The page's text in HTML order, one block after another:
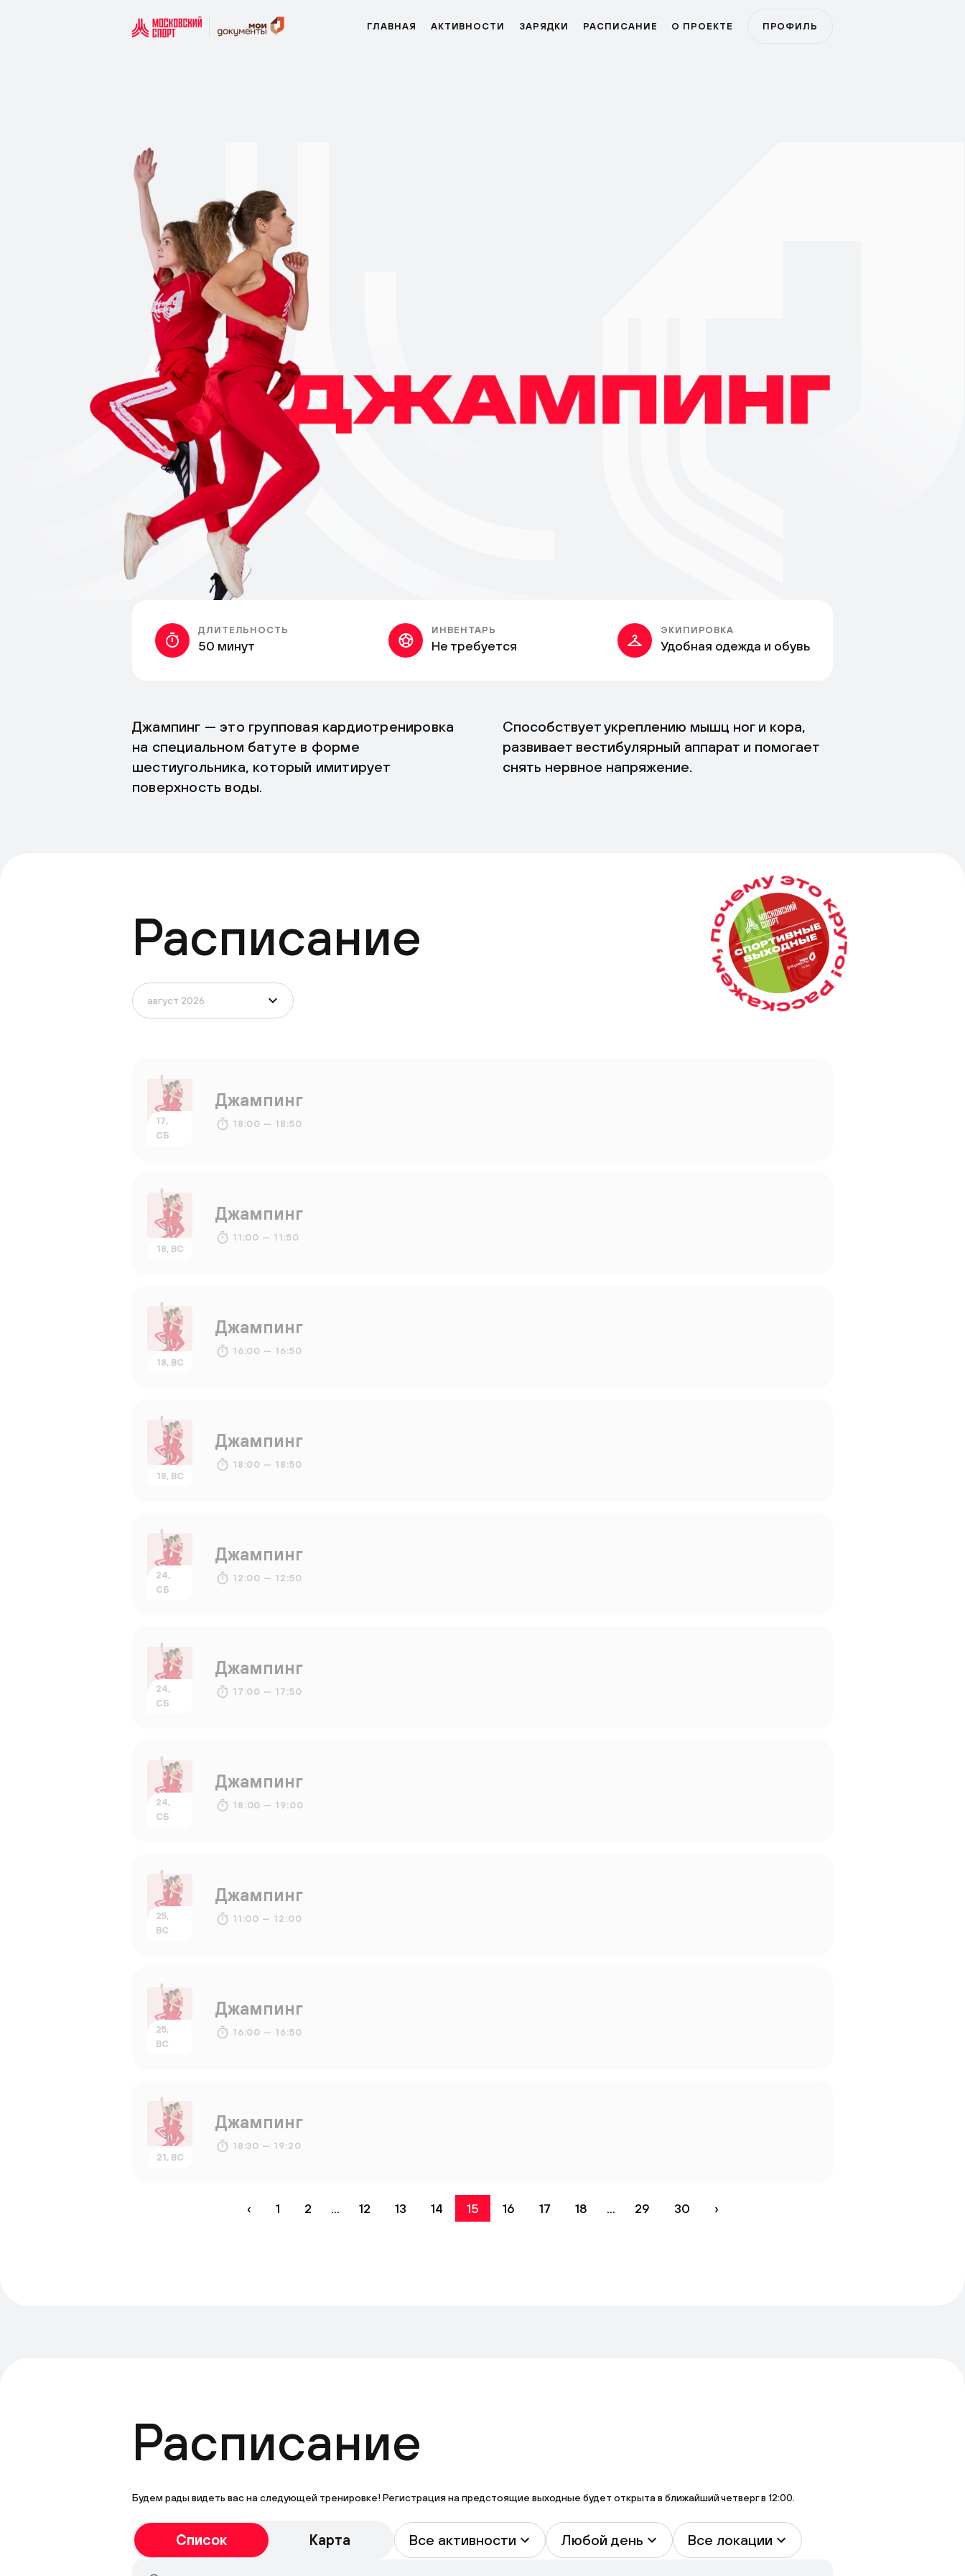
ГЛАВНАЯ АКТИВНОСТИ ЗАРЯДКИ РАСПИСАНИЕ О ПРОЕКТЕ ПРОФИЛЬ
ДЛИТЕЛЬНОСТЬ
50 минут
ИНВЕНТАРЬ
Не требуется
ЭКИПИРОВКА
Удобная одежда и обувь
Джампинг — это групповая кардиотренировка
на специальном батуте в форме
шестиугольника, который имитирует
поверхность воды.
Способствует укреплению мышц ног и кора,
развивает вестибулярный аппарат и помогает
снять нервное напряжение.
Расписание
17,
СБ
Джампинг
18:00 — 18:50
18, ВС
Джампинг
11:00 — 11:50
18, ВС
Джампинг
16:00 — 16:50
18, ВС
Джампинг
18:00 — 18:50
24,
СБ
Джампинг
12:00 — 12:50
24,
СБ
Джампинг
17:00 — 17:50
24,
СБ
Джампинг
18:00 — 19:00
25,
ВС
Джампинг
11:00 — 12:00
25,
ВС
Джампинг
16:00 — 16:50
21, ВС
Джампинг
18:30 — 19:20
‹ 1 2 ... 12 13 14 15 16 17 18 ... 29 30 ›
Расписание
Будем рады видеть вас на следующей тренировке! Регистрация на предстоящие выходные будет открыта в ближайший четверг в 12:00.
Список Карта Все активности Любой день Все локации